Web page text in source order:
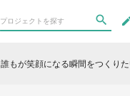
誰もが笑顔になる瞬間をつくり